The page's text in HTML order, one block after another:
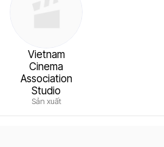
Vietnam
Cinema
Association
Studio
Sản xuất